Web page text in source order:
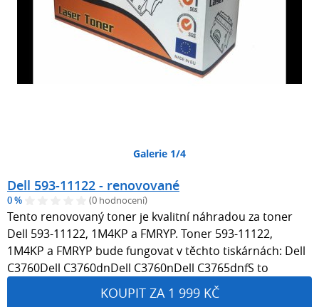
Galerie 1/4
Dell 593-11122 - renovované
0 % (0 hodnocení)
Tento renovovaný toner je kvalitní náhradou za toner
Dell 593-11122, 1M4KP a FMRYP. Toner 593-11122,
1M4KP a FMRYP bude fungovat v těchto tiskárnách: Dell
C3760Dell C3760dnDell C3760nDell C3765dnfS to
KOUPIT ZA 1 999 KČ